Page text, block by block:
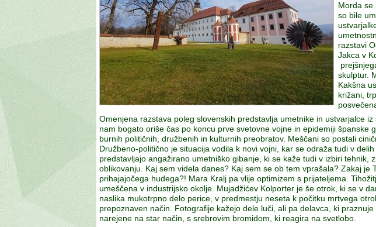
Morda se
so bile
razstavi
Jakca v
skulptur.
Kakšna
križani,
Omenjena razstava poleg slovenskih predstavlja umetnike in ustvarjalce
nam bogato oriše čas po koncu prve svetovne vojne in epidemiji
burnih političnih, družbenih in kulturnih preobratov. Meščani so postali
Družbeno-politično je situacija vodila k novi vojni, kar se odraža tudi v
predstavljajo angažirano umetniško gibanje, ki se kaže tudi v izbiri
oblikovanju. Kaj sem videla danes? Kaj sem se ob tem vprašala? Zakaj
prihajajočega hudega?! Mara Kralj pa vlije optimizem s prijateljema.
umeščena v industrijsko okolje. Mujadžićev Kolporter je še otrok, ki se v
naslika mukotrpno delo perice, v predmestju neseta k počitku mrtvega
prepoznaven način. Fotografije kažejo dele luči, ali pa delavca, ki
narejene na star način, s srebrovim bromidom, ki reagira na svetlobo.